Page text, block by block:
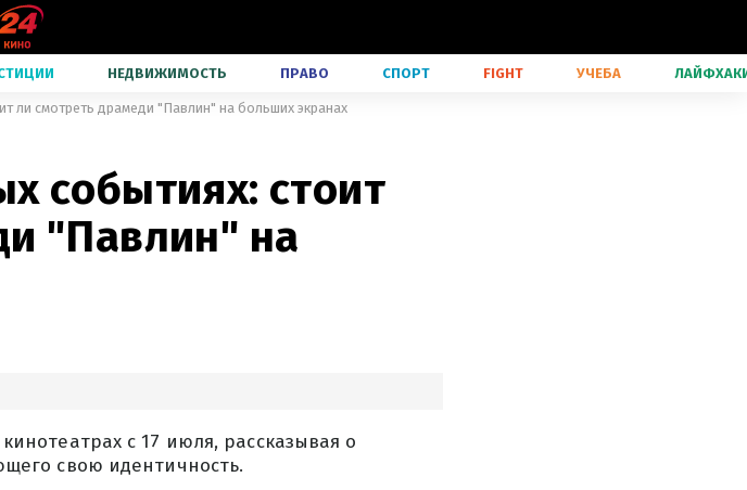
НЕДВИЖИМОСТЬ ПРАВО СПОРТ FIGHT УЧЕБА
ли смотреть драмеди "Павлин" на больших экранах
событиях: стоит
"Павлин" на
с 17 июля, рассказывая о
свою идентичность.